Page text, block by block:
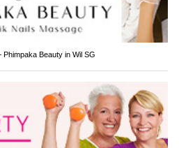
Beauty in Wil SG